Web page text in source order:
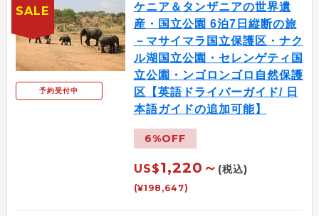
予約受付中
ケニア＆タンザニアの世界遺
産・国立公園 6泊7日縦断の旅
－マサイマラ国立保護区・ナク
ル湖国立公園・セレンゲティ国
立公園・ンゴロンゴロ自然保護
区【英語ドライバーガイド/ 日
本語ガイドの追加可能】
6%OFF
US$1,220～ (税込)
(¥198,647)
SALE